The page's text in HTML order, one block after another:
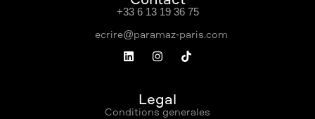
+33 6 13 19 36 75
Légal
Conditions générales